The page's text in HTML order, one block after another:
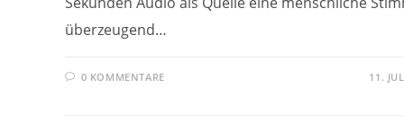
überzeugend…
0 KOMMENTARE 11.